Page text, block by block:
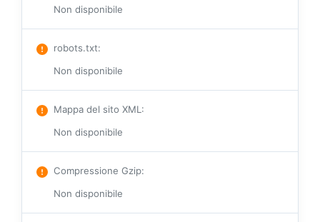
Non disponibile
robots.txt:
Non disponibile
Mappa del sito XML:
Non disponibile
Compressione Gzip:
Non disponibile